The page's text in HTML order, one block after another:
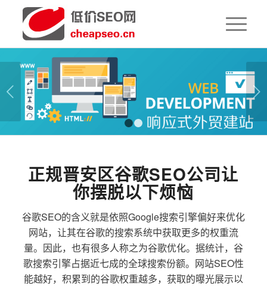
下一页
1 2
正规晋安区谷歌SEO公司让
你摆脱以下烦恼
谷歌SEO的含义就是依照Google搜索引擎偏好来优化
网站，让其在谷歌的搜索系统中获取更多的权重流
量。因此，也有很多人称之为谷歌优化。据统计，谷
歌搜索引擎占据近七成的全球搜索份额。网站SEO性
能越好，积累到的谷歌权重越多，获取的曝光展示以